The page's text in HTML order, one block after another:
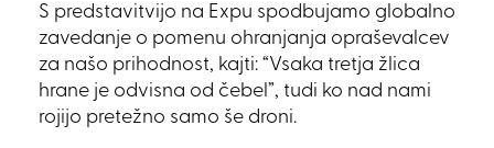
S predstavitvijo na Expu spodbujamo globalno
zavedanje o pomenu ohranjanja opraševalcev
za našo prihodnost, kajti: “Vsaka tretja žlica
hrane je odvisna od čebel”, tudi ko nad nami
rojijo pretežno samo še droni.